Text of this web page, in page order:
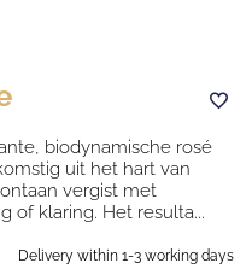
biodynamische rosé
uit het hart van
vergist met
of klaring. Het resulta...
Delivery within 1-3 working days